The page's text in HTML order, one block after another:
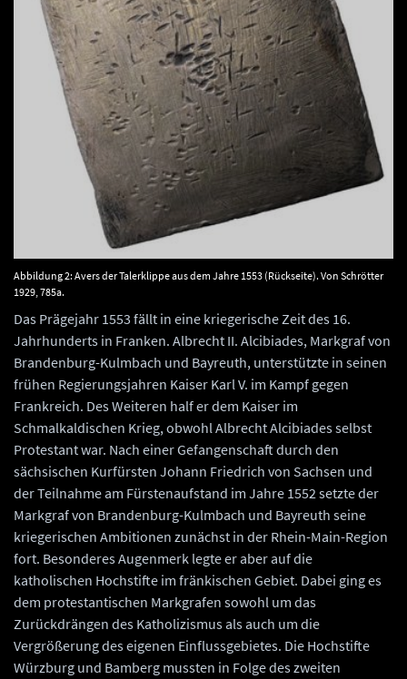
Abbildung 2: Avers der Talerklippe aus dem Jahre 1553 (Rückseite). Von Schrötter
1929, 785a.
Das Prägejahr 1553 fällt in eine kriegerische Zeit des 16.
Jahrhunderts in Franken. Albrecht II. Alcibiades, Markgraf von
Brandenburg-Kulmbach und Bayreuth, unterstützte in seinen
frühen Regierungsjahren Kaiser Karl V. im Kampf gegen
Frankreich. Des Weiteren half er dem Kaiser im
Schmalkaldischen Krieg, obwohl Albrecht Alcibiades selbst
Protestant war. Nach einer Gefangenschaft durch den
sächsischen Kurfürsten Johann Friedrich von Sachsen und
der Teilnahme am Fürstenaufstand im Jahre 1552 setzte der
Markgraf von Brandenburg-Kulmbach und Bayreuth seine
kriegerischen Ambitionen zunächst in der Rhein-Main-Region
fort. Besonderes Augenmerk legte er aber auf die
katholischen Hochstifte im fränkischen Gebiet. Dabei ging es
dem protestantischen Markgrafen sowohl um das
Zurückdrängen des Katholizismus als auch um die
Vergrößerung des eigenen Einflussgebietes. Die Hochstifte
Würzburg und Bamberg mussten in Folge des zweiten